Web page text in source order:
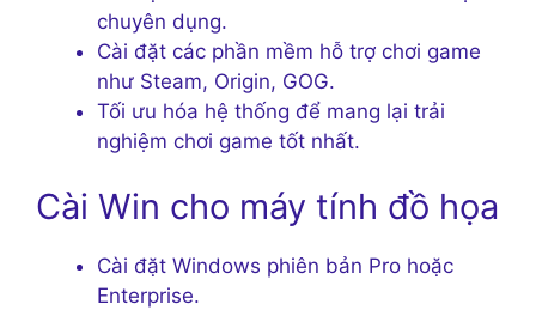
chuyên dụng.
Cài đặt các phần mềm hỗ trợ chơi game
như Steam, Origin, GOG.
Tối ưu hóa hệ thống để mang lại trải
nghiệm chơi game tốt nhất.
Cài Win cho máy tính đồ họa
Cài đặt Windows phiên bản Pro hoặc
Enterprise.